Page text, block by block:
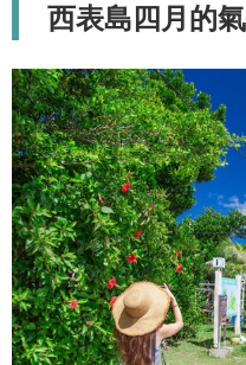
西表島四月的氣